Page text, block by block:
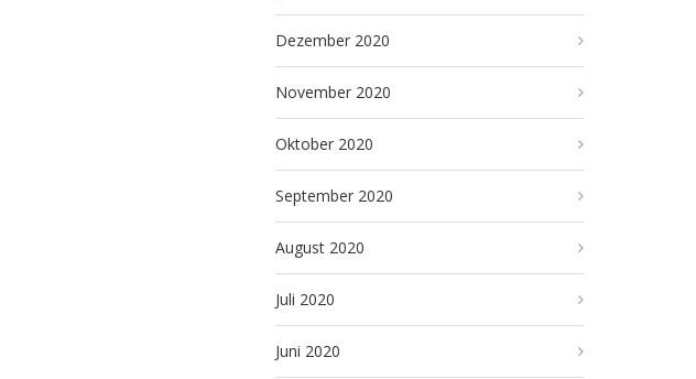
Dezember 2020
November 2020
Oktober 2020
September 2020
August 2020
Juli 2020
Juni 2020